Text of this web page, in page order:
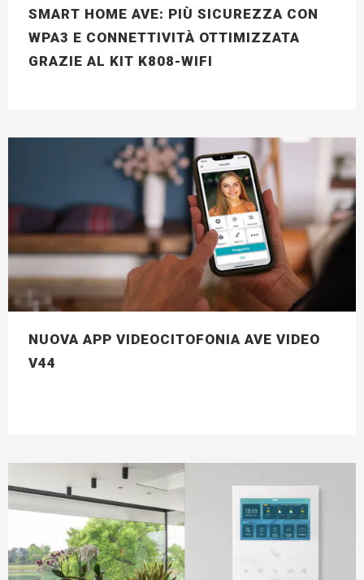
SMART HOME AVE: PIÙ SICUREZZA CON
WPA3 E CONNETTIVITÀ OTTIMIZZATA
GRAZIE AL KIT K808-WIFI
NUOVA APP VIDEOCITOFONIA AVE VIDEO
V44